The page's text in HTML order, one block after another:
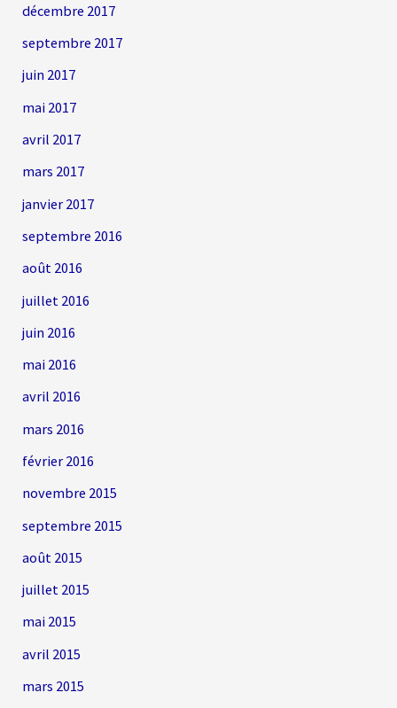
décembre 2017
septembre 2017
juin 2017
mai 2017
avril 2017
mars 2017
janvier 2017
septembre 2016
août 2016
juillet 2016
juin 2016
mai 2016
avril 2016
mars 2016
février 2016
novembre 2015
septembre 2015
août 2015
juillet 2015
mai 2015
avril 2015
mars 2015